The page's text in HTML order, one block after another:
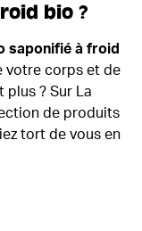
bio ?
saponifié à froid
votre corps et de
plus ? Sur La
de produits
tort de vous en